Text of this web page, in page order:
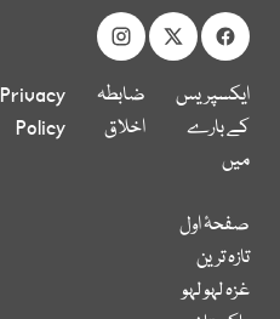
ایکسپریس
کے بارے
میں
ضابطہ
اخلاق
Privacy
Policy
صفحۂ اول
تازہ ترین
غزہ لہو لہو